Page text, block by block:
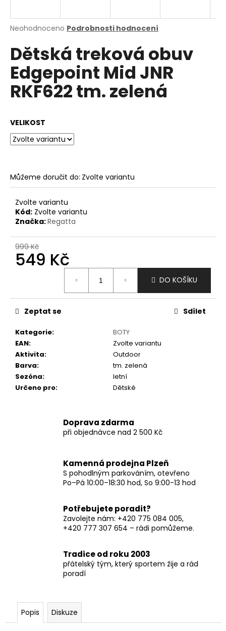
Průměrné
produktu
je
0,0
5
hvězdiček.
Neohodnoceno Podrobnosti hodnocení
Dětská treková obuv
Edgepoint Mid JNR
RKF622 tm. zelená
VELIKOST
Můžeme doručit do: Zvolte variantu
Zvolte variantu
Kód: Zvolte variantu
Značka:Regatta
999 Kč
549 Kč
DO KOŠÍKU
Kategorie:
BOTY
EAN:
Zvolte variantu
Aktivita:
Outdoor
Barva:
tm. zelená
Sezóna:
letní
Určeno pro: Dětské
Zeptat se Sdílet
Doprava zdarma
při objednávce nad 2 500 Kč
Kamenná prodejna Plzeň
S pohodlným parkováním, otevřeno
Po–Pá 10:00–18:30 hod, So 9:00-13 hod
Potřebujete poradit?
Zavolejte nám: +420 775 084 005,
+420 777 307 654 – rádi pomůžeme.
Tradice od roku 2003
přátelský tým, který sportem žije a rád
poradí
Popis Diskuze
j
t
?
o
p
u
č
u